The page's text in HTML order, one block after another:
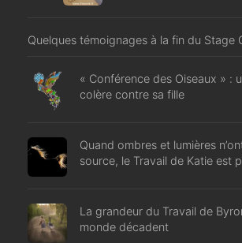
Quelques témoignages à la fin du Stage
« Conférence des Oiseaux » :
colère contre sa fille
Quand ombres et lumières
source, le Travail de Katie est
La grandeur du Travail de
monde décadent